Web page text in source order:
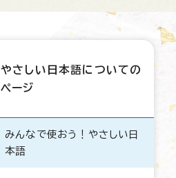
やさしい日本語についての
ページ
みんなで使おう！やさしい日
本語